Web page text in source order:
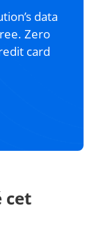
data
Zero
card
cet